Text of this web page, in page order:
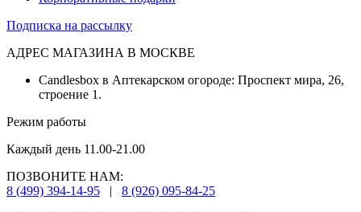
Подписка на рассылку
АДРЕС МАГАЗИНА В МОСКВЕ
Candlesbox в Аптекарском огороде: Проспект мира, 26,
строение 1.
Режим работы
Каждый день 11.00-21.00
ПОЗВОНИТЕ НАМ:
8 (499) 394-14-95
| 8 (926) 095-84-25